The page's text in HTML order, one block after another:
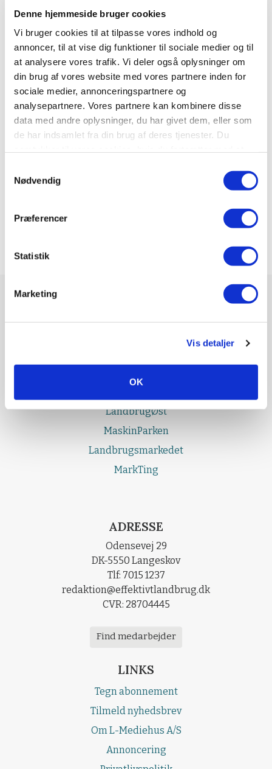
Denne hjemmeside bruger cookies
Vi bruger cookies til at tilpasse vores indhold og
annoncer, til at vise dig funktioner til sociale medier og til
at analysere vores trafik. Vi deler også oplysninger om
din brug af vores website med vores partnere inden for
sociale medier, annonceringspartnere og
analysepartnere. Vores partnere kan kombinere disse
data med andre oplysninger, du har givet dem, eller som
de har indsamlet fra din brug af deres tjenester. Du
Nødvendig
Præferencer
Statistik
Marketing
Vis detaljer
OK
Tilmeld dig et af vores nyhedsbreve, og få
Tilmeld nyhedsbrev
Sociale medier
Følg os på Facebook, LinkedIn og Instagram og få
alle landbrugets vigtigste nyheder.
LandbrugØst
MaskinParken
Landbrugsmarkedet
MarkTing
ADRESSE
Odensevej 29
DK-5550 Langeskov
Tlf: 7015 1237
redaktion@effektivtlandbrug.dk
CVR: 28704445
Find medarbejder
LINKS
Tegn abonnement
Tilmeld nyhedsbrev
Om L-Mediehus A/S
Annoncering